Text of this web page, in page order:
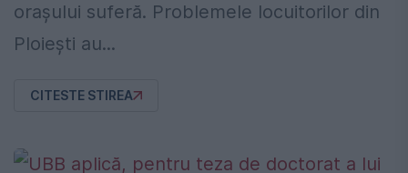
orașului suferă. Problemele locuitorilor din
Ploiești au...
CITESTE STIREA